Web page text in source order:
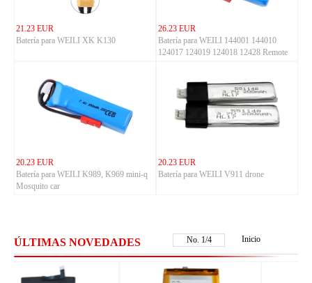
21.23 EUR
Batería para WEILI XK K130
26.23 EUR
Batería para WEILI 144001 144010
124017 124019 124018 12428 Remote
20.23 EUR
Batería para WEILI K989, K969 mini-q
Mosquito car
20.23 EUR
Batería para WEILI V911 drone
ÚLTIMAS NOVEDADES No. 2/4 Inicio